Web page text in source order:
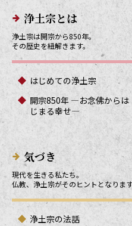
メインメニューリ
浄土宗とは
浄土宗は開宗から850年。
その歴史を紐解きます。
はじめての浄土宗
開宗850年 ―お念佛からは
じまる幸せ―
気づき
現代を生きる私たち。
仏教、浄土宗がそのヒントとなります
浄土宗の法話